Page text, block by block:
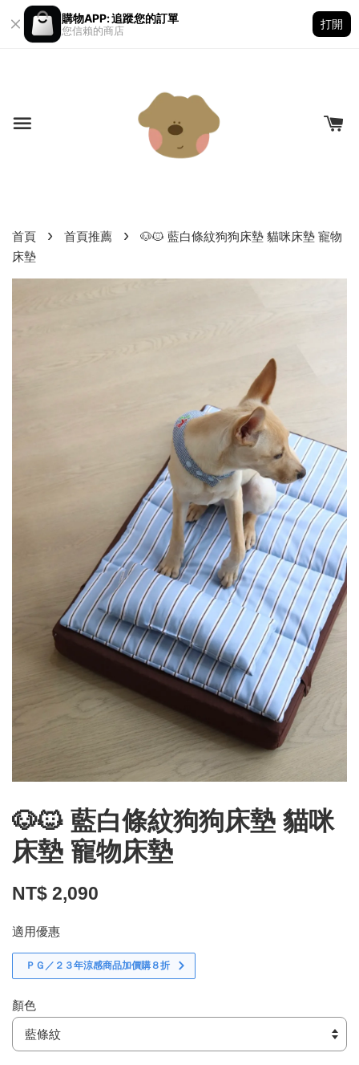
購物APP: 追蹤您的訂單
您信賴的商店
打開
首頁 › 首頁推薦 ›
🐶🐱 藍白條紋狗狗床墊 貓咪床墊 寵物
床墊
🐶🐱 藍白條紋狗狗床墊 貓咪
床墊 寵物床墊
NT$ 2,090
適用優惠
ＰＧ／２３年涼感商品加價購８折
顏色